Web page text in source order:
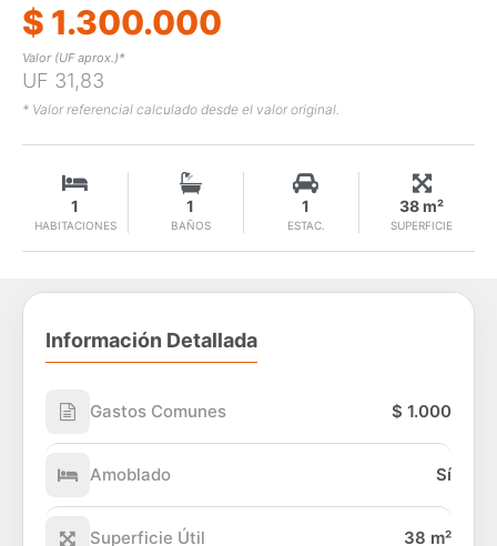
$ 1.300.000
Valor (UF aprox.)*
UF 31,83
* Valor referencial calculado desde el valor original.
HABITACIONES
1
BAÑOS
1
ESTAC.
1
SUPERFICIE
38 m²
Información Detallada
Gastos Comunes $ 1.000
Amoblado Sí
Superficie Útil 38 m²